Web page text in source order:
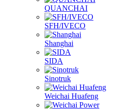
QUANCHAI
SFH/IVECO
Shanghai
SIDA
Sinotruk
Weichai Huafeng